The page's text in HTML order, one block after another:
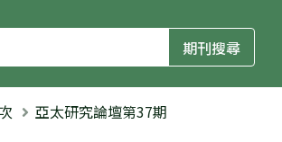
亞太研究論壇第37期